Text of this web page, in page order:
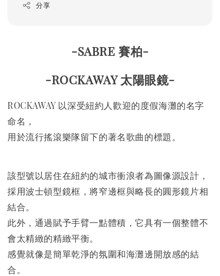
分享
-SABRE 賽柏-
-ROCKAWAY 太陽眼鏡-
ROCKAWAY 以深受紐約人歡迎的度假海灘的名字
命名，
用於流行搖滾樂隊留下的著名歌曲的標題。
該型號以居住在紐約的城市衝浪者為圖像源設計，
採用波士頓型鏡框，將窄邊框與略長的圓形鏡片相
結合。
此外，通過賦予手臂一點體積，它具有一個整體不
會太精緻的精緻平衡。
感覺就像是簡單乾淨的氛圍和海灘邊開放感的結
合。